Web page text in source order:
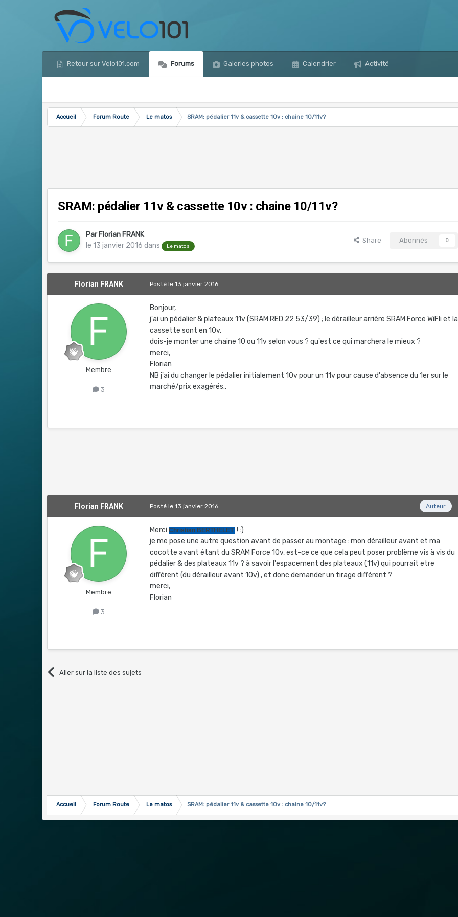
Retour sur Velo101.com Forums Galeries photos Calendrier Activité
Accueil Forum Route Le matos SRAM: pédalier 11v & cassette 10v : chaine 10/11v?
SRAM: pédalier 11v & cassette 10v : chaine 10/11v?
Par Florian FRANK
le 13 janvier 2016 dans Le matos
Share Abonnés 0
Florian FRANK
Membre
3
Postéle 13 janvier 2016
Bonjour,
j'ai un pédalier & plateaux 11v (SRAM RED 22 53/39) ; le dérailleur arrière SRAM Force WiFli et la
cassette sont en 10v.
dois-je monter une chaine 10 ou 11v selon vous ? qu'est ce qui marchera le mieux ?
merci,
Florian
NB j'ai du changer le pédalier initialement 10v pour un 11v pour cause d'absence du 1er sur le
marché/prix exagérés..
Florian FRANK
Membre
3
Auteur
Postéle 13 janvier 2016
MerciChristian BERTHELET ! :)
je me pose une autre question avant de passer au montage : mon dérailleur avant et ma
cocotte avant étant du SRAM Force 10v, est-ce ce que cela peut poser problème vis à vis du
pédalier & des plateaux 11v ? à savoir l'espacement des plateaux (11v) qui pourrait etre
différent (du dérailleur avant 10v) , et donc demander un tirage différent ?
merci,
Florian
Aller sur la liste des sujets
Accueil Forum Route Le matos SRAM: pédalier 11v & cassette 10v : chaine 10/11v?